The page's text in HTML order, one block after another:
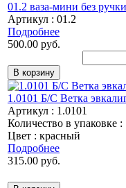
01.2 ваза-мини без
Артикул : 01.2
Подробнее
500.00 руб.
1.0101 Б/С Ветка
Артикул : 1.0101
Количество в упаковке :
Цвет : красный
Подробнее
315.00 руб.